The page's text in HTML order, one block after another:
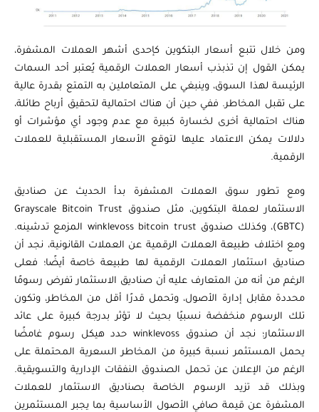
ومن خلال تتبع أسعار البتكوين كإحدى أشهر العملات المشفرة،
يمكن القول إن تذبذب أسعار العملات الرقمية يُعتبر أحد السمات
الرئيسة لهذا السوق، وينبغي على المتعاملين به التمتع بقدرة عالية
على تقبل المخاطر. ففي حين أن هناك احتمالية لتحقيق أرباح طائلة،
هناك احتمالية أخرى لخسارة كبيرة مع عدم وجود أي مؤشرات أو
دلالات يمكن الاعتماد عليها لتوقع الأسعار المستقبلية للعملات
الرقمية.
ومع تطور سوق العملات المشفرة بدأ الحديث عن صناديق
الاستثمار لعملة البتكوين، مثل صندوق Grayscale Bitcoin Trust
(GBTC)، وكذلك صندوق winklevoss bitcoin trust المزمع تدشينه.
ومع اختلاف طبيعة العملات الرقمية عن العملات القانونية، نجد أن
صناديق استثمار العملات الرقمية لها طبيعة خاصة أيضًا؛ فعلى
الرغم من أنه من المتعارف عليه أن صناديق الاستثمار تفرض رسومًا
محددة مقابل إدارة الأصول، وتحمل قدرًا أقل من المخاطر، وتكون
تلك الرسوم منخفضة نسبيًا بحيث لا تؤثر بدرجة كبيرة على عائد
الاستثمار؛ نجد أن صندوق winklevoss حدد هيكل رسوم غامضًا
يحمل المستثمر نسبة كبيرة من المخاطر السعرية المحتملة على
الرغم من الإعلان عن تحمل الصندوق النفقات الإدارية والتسويقية.
وبذلك قد تزيد الرسوم الخاصة بصناديق الاستثمار للعملات
المشفرة عن قيمة صافي الأصول الأساسية بما يجبر المستثمرين